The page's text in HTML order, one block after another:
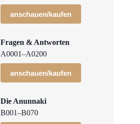
anschauen/kaufen
Fragen & Antworten
A0001–A0200
anschauen/kaufen
Die Anunnaki
B001–B070